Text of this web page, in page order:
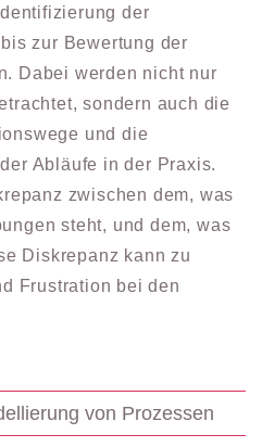
der
zur Bewertung der
Dabei werden nicht nur
sondern auch die
und die
Abläufe in der Praxis.
zwischen dem, was
steht, und dem, was
Diskrepanz kann zu
Frustration bei den
von Prozessen